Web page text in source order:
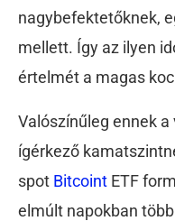
nagybefektetőknek,
mellett. Így az ilyen
értelmét a magas
Valószínűleg ennek
ígérkező
spot Bitcoint ETF
elmúlt napokban